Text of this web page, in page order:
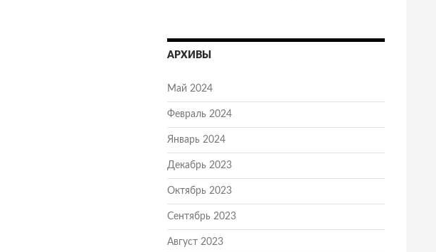
АРХИВЫ
Май 2024
Февраль 2024
Январь 2024
Декабрь 2023
Октябрь 2023
Сентябрь 2023
Август 2023